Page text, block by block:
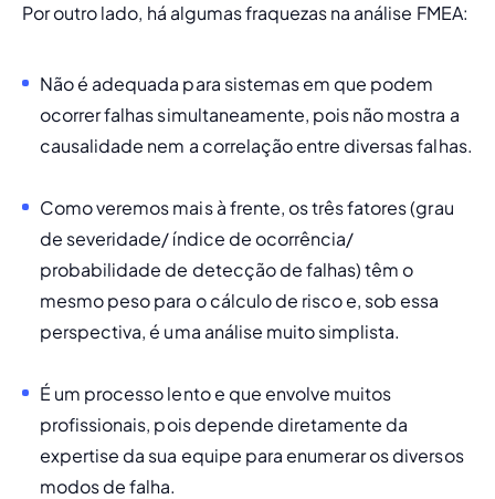
Por outro lado, há algumas fraquezas na análise FMEA:
Não é adequada para sistemas em que podem
ocorrer falhas simultaneamente, pois não mostra a
causalidade nem a correlação entre diversas falhas.
Como veremos mais à frente, os três fatores (grau
de severidade/ índice de ocorrência/
probabilidade de detecção de falhas) têm o
mesmo peso para o cálculo de risco e, sob essa
perspectiva, é uma análise muito simplista.
É um processo lento e que envolve muitos
expertise da sua equipe para enumerar os diversos
modos de falha.